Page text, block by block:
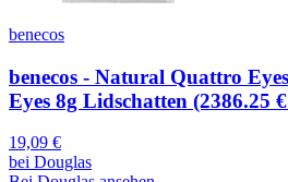
benecos
benecos - Natural Quattro
Eyes 8g Lidschatten (2386.25
19,09 €
bei Douglas